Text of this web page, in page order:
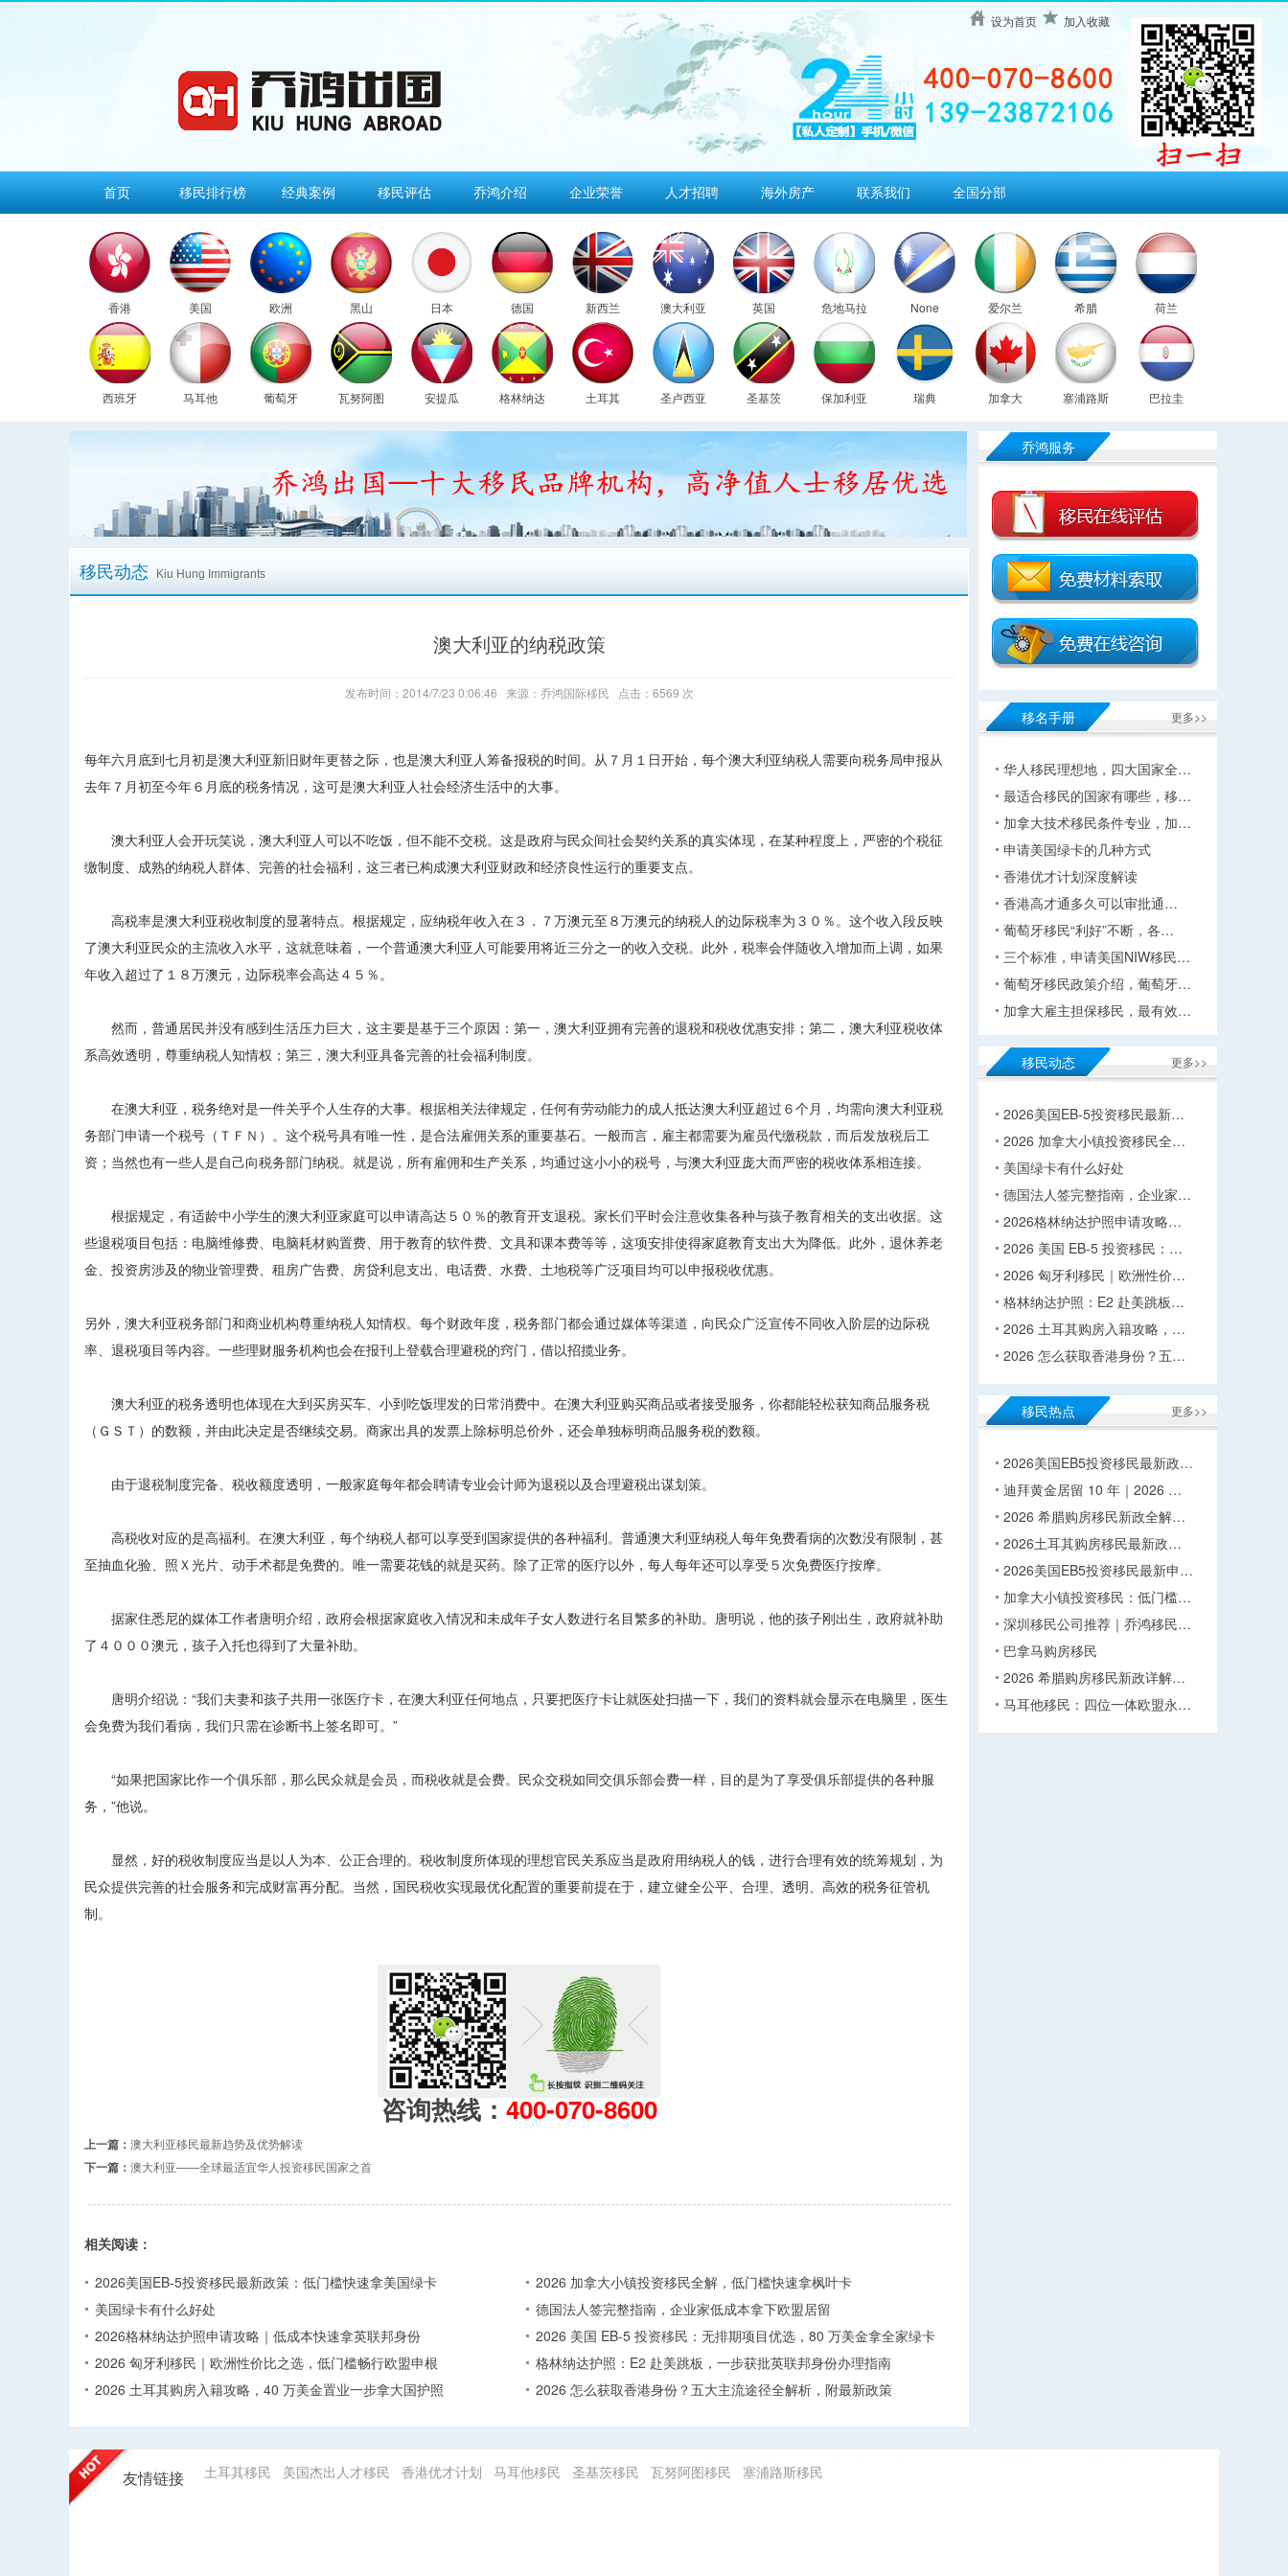
设为首页 加入收藏
首页 移民排行榜 经典案例 移民评估 乔鸿介绍 企业荣誉 人才招聘 海外房产 联系我们 全国分部
香港 美国 欧洲 黑山 日本 德国 新西兰 澳大利亚 英国 危地马拉 None 爱尔兰 希腊 荷兰
西班牙 马耳他 葡萄牙 瓦努阿图 安提瓜 格林纳达 土耳其 圣卢西亚 圣基茨 保加利亚 瑞典 加拿大 塞浦路斯 巴拉圭
移民动态 Kiu Hung Immigrants
澳大利亚的纳税政策
发布时间：2014/7/23 0:06:46 来源：乔鸿国际移民 点击：6569 次
每年六月底到七月初是澳大利亚新旧财年更替之际，也是澳大利亚人筹备报税的时间。从７月１日开始，每个澳大利亚纳税人需要向税务局申报从
去年７月初至今年６月底的税务情况，这可是澳大利亚人社会经济生活中的大事。
澳大利亚人会开玩笑说，澳大利亚人可以不吃饭，但不能不交税。这是政府与民众间社会契约关系的真实体现，在某种程度上，严密的个税征
缴制度、成熟的纳税人群体、完善的社会福利，这三者已构成澳大利亚财政和经济良性运行的重要支点。
高税率是澳大利亚税收制度的显著特点。根据规定，应纳税年收入在３．７万澳元至８万澳元的纳税人的边际税率为３０％。这个收入段反映
了澳大利亚民众的主流收入水平，这就意味着，一个普通澳大利亚人可能要用将近三分之一的收入交税。此外，税率会伴随收入增加而上调，如果
年收入超过了１８万澳元，边际税率会高达４５％。
然而，普通居民并没有感到生活压力巨大，这主要是基于三个原因：第一，澳大利亚拥有完善的退税和税收优惠安排；第二，澳大利亚税收体
系高效透明，尊重纳税人知情权；第三，澳大利亚具备完善的社会福利制度。
在澳大利亚，税务绝对是一件关乎个人生存的大事。根据相关法律规定，任何有劳动能力的成人抵达澳大利亚超过６个月，均需向澳大利亚税
务部门申请一个税号（ＴＦＮ）。这个税号具有唯一性，是合法雇佣关系的重要基石。一般而言，雇主都需要为雇员代缴税款，而后发放税后工
资；当然也有一些人是自己向税务部门纳税。就是说，所有雇佣和生产关系，均通过这小小的税号，与澳大利亚庞大而严密的税收体系相连接。
根据规定，有适龄中小学生的澳大利亚家庭可以申请高达５０％的教育开支退税。家长们平时会注意收集各种与孩子教育相关的支出收据。这
些退税项目包括：电脑维修费、电脑耗材购置费、用于教育的软件费、文具和课本费等等，这项安排使得家庭教育支出大为降低。此外，退休养老
金、投资房涉及的物业管理费、租房广告费、房贷利息支出、电话费、水费、土地税等广泛项目均可以申报税收优惠。
另外，澳大利亚税务部门和商业机构尊重纳税人知情权。每个财政年度，税务部门都会通过媒体等渠道，向民众广泛宣传不同收入阶层的边际税
率、退税项目等内容。一些理财服务机构也会在报刊上登载合理避税的窍门，借以招揽业务。
澳大利亚的税务透明也体现在大到买房买车、小到吃饭理发的日常消费中。在澳大利亚购买商品或者接受服务，你都能轻松获知商品服务税
（ＧＳＴ）的数额，并由此决定是否继续交易。商家出具的发票上除标明总价外，还会单独标明商品服务税的数额。
由于退税制度完备、税收额度透明，一般家庭每年都会聘请专业会计师为退税以及合理避税出谋划策。
高税收对应的是高福利。在澳大利亚，每个纳税人都可以享受到国家提供的各种福利。普通澳大利亚纳税人每年免费看病的次数没有限制，甚
至抽血化验、照Ｘ光片、动手术都是免费的。唯一需要花钱的就是买药。除了正常的医疗以外，每人每年还可以享受５次免费医疗按摩。
据家住悉尼的媒体工作者唐明介绍，政府会根据家庭收入情况和未成年子女人数进行名目繁多的补助。唐明说，他的孩子刚出生，政府就补助
了４０００澳元，孩子入托也得到了大量补助。
唐明介绍说：“我们夫妻和孩子共用一张医疗卡，在澳大利亚任何地点，只要把医疗卡让就医处扫描一下，我们的资料就会显示在电脑里，医生
会免费为我们看病，我们只需在诊断书上签名即可。”
“如果把国家比作一个俱乐部，那么民众就是会员，而税收就是会费。民众交税如同交俱乐部会费一样，目的是为了享受俱乐部提供的各种服
务，”他说。
显然，好的税收制度应当是以人为本、公正合理的。税收制度所体现的理想官民关系应当是政府用纳税人的钱，进行合理有效的统筹规划，为
民众提供完善的社会服务和完成财富再分配。当然，国民税收实现最优化配置的重要前提在于，建立健全公平、合理、透明、高效的税务征管机
制。
咨询热线： 400-070-8600
上一篇： 澳大利亚移民最新趋势及优势解读
下一篇： 澳大利亚——全球最适宜华人投资移民国家之首
相关阅读：
2026美国EB-5投资移民最新政策：低门槛快速拿美国绿卡
2026 加拿大小镇投资移民全解，低门槛快速拿枫叶卡
美国绿卡有什么好处
德国法人签完整指南，企业家低成本拿下欧盟居留
2026格林纳达护照申请攻略｜低成本快速拿英联邦身份
2026 美国 EB-5 投资移民：无排期项目优选，80 万美金拿全家绿卡
2026 匈牙利移民｜欧洲性价比之选，低门槛畅行欧盟申根
格林纳达护照：E2 赴美跳板，一步获批英联邦身份办理指南
2026 土耳其购房入籍攻略，40 万美金置业一步拿大国护照
2026 怎么获取香港身份？五大主流途径全解析，附最新政策
乔鸿服务
更多>>
移名手册
华人移民理想地，四大国家全…
最适合移民的国家有哪些，移…
加拿大技术移民条件专业，加…
申请美国绿卡的几种方式
香港优才计划深度解读
香港高才通多久可以审批通…
葡萄牙移民“利好”不断，各…
三个标准，申请美国NIW移民…
葡萄牙移民政策介绍，葡萄牙…
加拿大雇主担保移民，最有效…
更多>>
移民动态
2026美国EB-5投资移民最新…
2026 加拿大小镇投资移民全…
美国绿卡有什么好处
德国法人签完整指南，企业家…
2026格林纳达护照申请攻略…
2026 美国 EB-5 投资移民：…
2026 匈牙利移民｜欧洲性价…
格林纳达护照：E2 赴美跳板…
2026 土耳其购房入籍攻略，…
2026 怎么获取香港身份？五…
更多>>
移民热点
2026美国EB5投资移民最新政…
迪拜黄金居留 10 年｜2026 …
2026 希腊购房移民新政全解…
2026土耳其购房移民最新政…
2026美国EB5投资移民最新申…
加拿大小镇投资移民：低门槛…
深圳移民公司推荐｜乔鸿移民…
巴拿马购房移民
2026 希腊购房移民新政详解…
马耳他移民：四位一体欧盟永…
友情链接 土耳其移民 美国杰出人才移民 香港优才计划 马耳他移民 圣基茨移民 瓦努阿图移民 塞浦路斯移民